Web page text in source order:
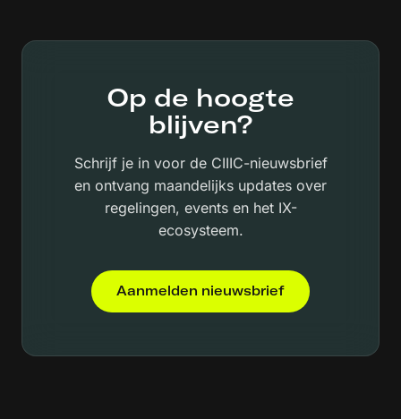
Op de hoogte
blijven?
Schrijf je in voor de CIIIC-nieuwsbrief
en ontvang maandelijks updates over
regelingen, events en het IX-
ecosysteem.
Aanmelden nieuwsbrief